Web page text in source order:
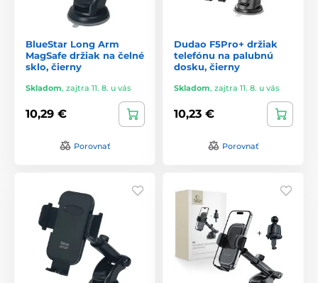
BlueStar Long Arm
MagSafe držiak na čelné
sklo, čierny
Skladom, zajtra 11. 8. u vás
10,29 €
Porovnať
Dudao F5Pro+ držiak
telefónu na palubnú
dosku, čierny
Skladom, zajtra 11. 8. u vás
10,23 €
Porovnať